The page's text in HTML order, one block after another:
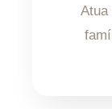
Atua